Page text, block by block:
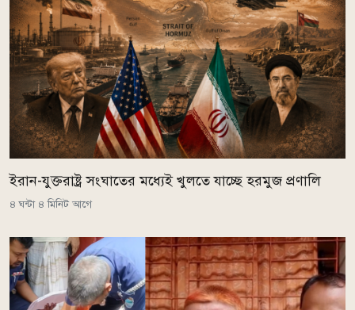
ইরান-যুক্তরাষ্ট্র সংঘাতের মধ্যেই খুলতে যাচ্ছে হরমুজ প্রণালি
৪ ঘন্টা ৪ মিনিট আগে